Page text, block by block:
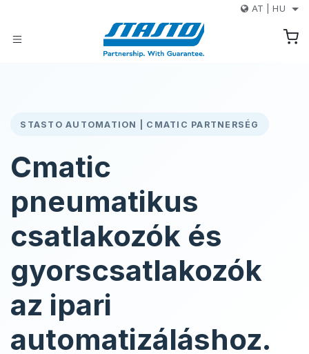
AT |HU
STASTO AUTOMATION | CMATIC PARTNERSÉG
Cmatic
pneumatikus
csatlakozók és
gyorscsatlakozók
az ipari
automatizáláshoz.